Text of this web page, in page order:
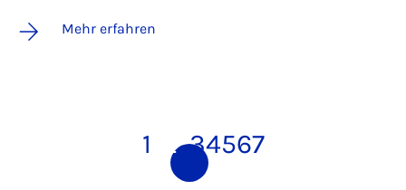
Mehr erfahren
1 2 34567